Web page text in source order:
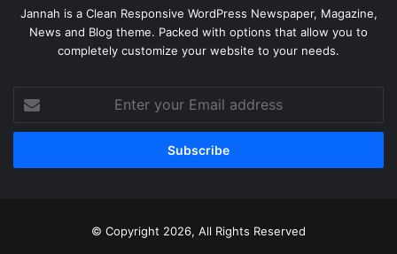
Jannah is a Clean Responsive WordPress Newspaper, Magazine,
News and Blog theme. Packed with options that allow you to
completely customize your website to your needs.
Enter
your
Email
© Copyright 2026, All Rights Reserved